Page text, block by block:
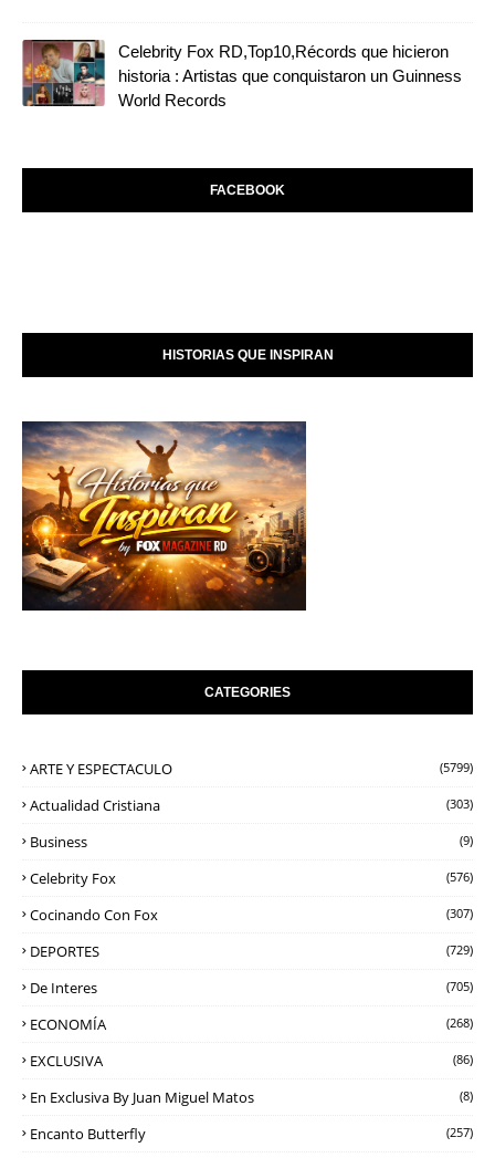
Celebrity Fox RD,Top10,Récords que hicieron
historia : Artistas que conquistaron un Guinness
World Records
FACEBOOK
HISTORIAS QUE INSPIRAN
CATEGORIES
ARTE Y ESPECTACULO (5799)
Actualidad Cristiana (303)
Business (9)
Celebrity Fox (576)
Cocinando Con Fox (307)
DEPORTES (729)
De Interes (705)
ECONOMÍA (268)
EXCLUSIVA (86)
En Exclusiva By Juan Miguel Matos (8)
Encanto Butterfly (257)